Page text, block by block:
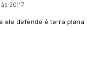
20:17
ele defende é terra plana